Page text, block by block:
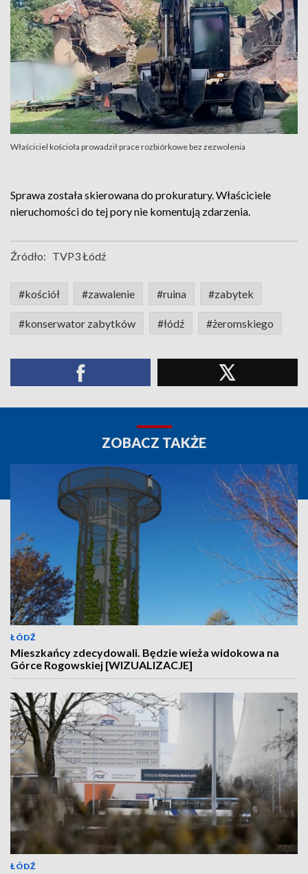
Właściciel kościoła prowadził prace rozbiórkowe bez zezwolenia
Sprawa została skierowana do prokuratury. Właściciele
nieruchomości do tej pory nie komentują zdarzenia.
Źródło: TVP3 Łódź
#kościół #zawalenie #ruina #zabytek
#konserwator zabytków #łódź #żeromskiego
ZOBACZ TAKŻE
ŁÓDŹ
Mieszkańcy zdecydowali. Będzie wieża widokowa na
Górce Rogowskiej [WIZUALIZACJE]
ŁÓDŹ